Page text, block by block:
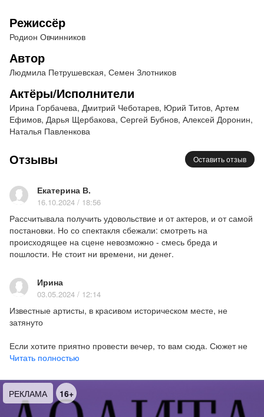
продемонстрировать зрителям привычные и
хорошо знакомые каждому модели отношений.
Все они, такие непохожие в частностях,
неизменно сходятся на личном одиночестве и
половины.
Поиски счастья иногда смешны, порой - трагичны,
но всегда наполнены простой потребностью
поэтому спектакль «О Любви и Дружбе» - это
история, которая хорошо знакома и близка
каждому!
Актеры: Ирина Горбачева, Дмитрий Чеботарев,
Юрий Титов, Артем Ефимов, Дарья Щербакова,
Сергей Бубнов, Алексей Доронин, Наталья
Павленкова
Продолжительность: 2 часа, антракта нет.
16+
Режиссёр
Родион Овчинников
Автор
Людмила Петрушевская, Семен Злотников
Актёры/Исполнители
Ирина Горбачева, Дмитрий Чеботарев, Юрий Титов, Артем
Ефимов, Дарья Щербакова, Сергей Бубнов, Алексей Доронин,
Наталья Павленкова
Отзывы Оставить отзыв
Екатерина В.
16.10.2024 / 18:56
Рассчитывала получить удовольствие и от актеров, и от самой
постановки. Но со спектакля сбежали: смотреть на
происходящее на сцене невозможно - смесь бреда и
пошлости. Не стоит ни времени, ни денег.
Ирина
03.05.2024 / 12:14
Известные артисты, в красивом историческом месте, не
затянуто
Если хотите приятно провести вечер, то вам сюда. Сюжет не
сложен и не затянут, состоит из трех рассказов о простых
актеров, интересно и оригинально сделана смена сцен, много
юмора и позитива. Не пошло и очень жизненно.
Читать полностью
РЕКЛАМА 16+